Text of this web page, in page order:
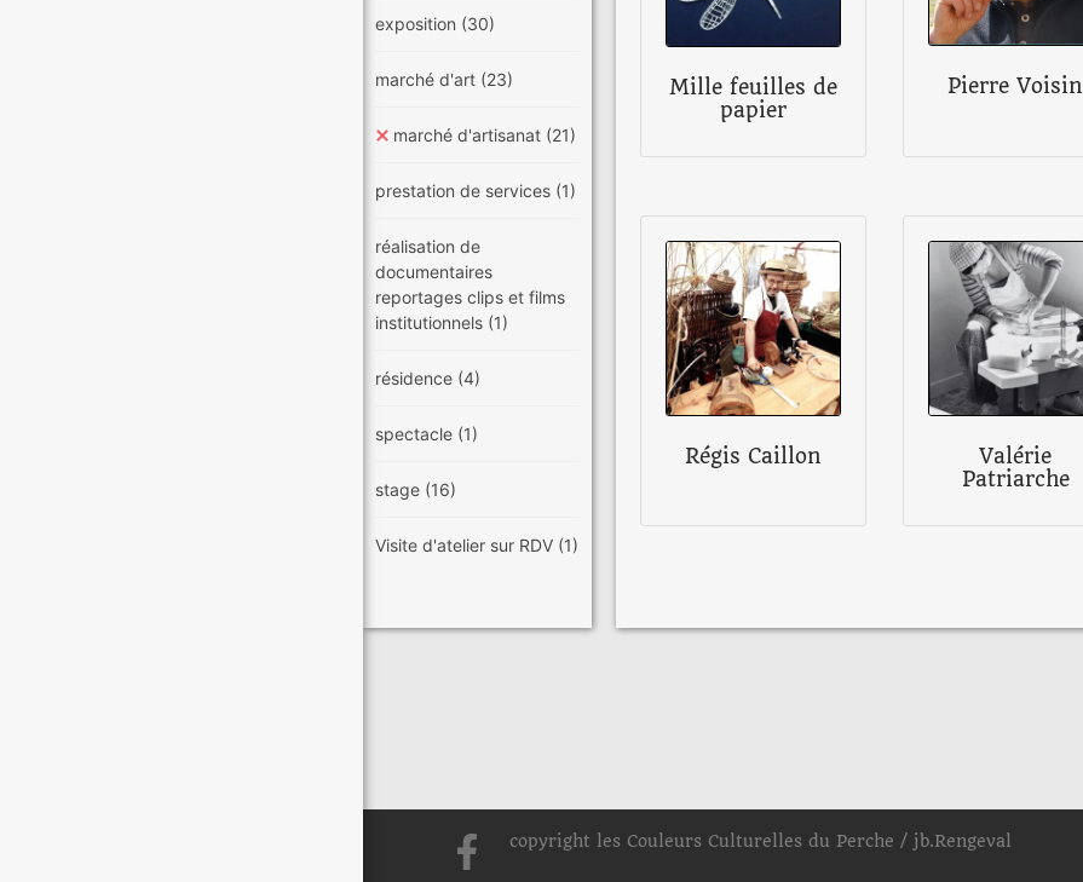
exposition (30)
marché d'art (23)
marché d'artisanat (21)
prestation de services (1)
réalisation de
documentaires
reportages clips et films
institutionnels (1)
résidence (4)
spectacle (1)
stage (16)
Visite d'atelier sur RDV (1)
Mille feuilles de
papier
Pierre Voisin
Régis Caillon
Valérie
Patriarche
copyright les Couleurs Culturelles du Perche / jb.Rengeval